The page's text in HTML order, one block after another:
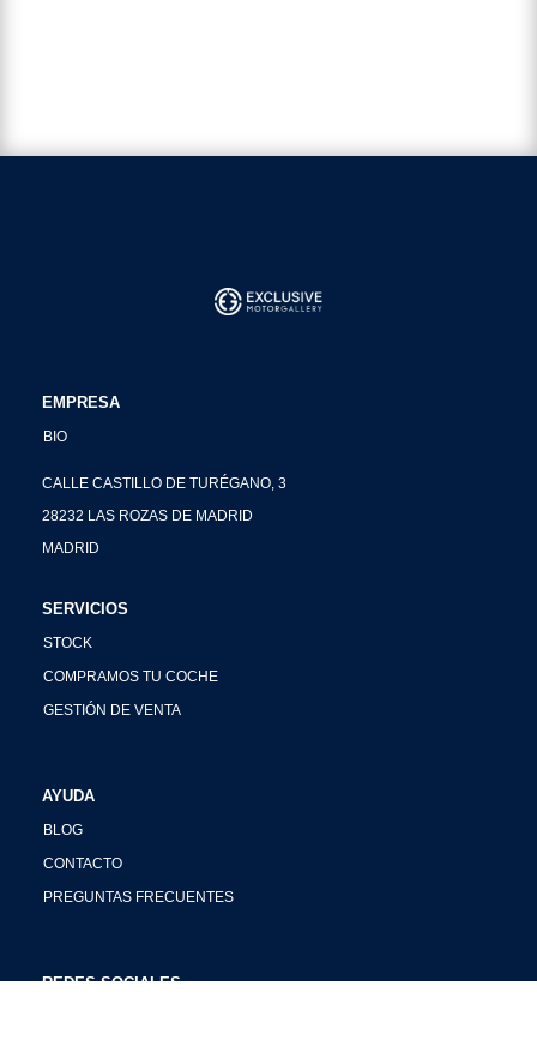
EMPRESA
BIO
CALLE CASTILLO DE TURÉGANO, 3
28232 LAS ROZAS DE MADRID
MADRID
SERVICIOS
STOCK
COMPRAMOS TU COCHE
GESTIÓN DE VENTA
AYUDA
BLOG
CONTACTO
PREGUNTAS FRECUENTES
REDES SOCIALES